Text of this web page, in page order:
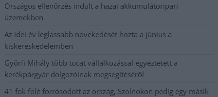
Országos ellenőrzés indult a hazai akkumulátoripari
üzemekben
Az idei év leglassabb növekedését hozta a június a
kiskereskedelemben
Györfi Mihály több tucat vállalkozással egyeztetett a
kerékpárgyár dolgozóinak megsegítéséről
41 fok fölé forrósodott az ország, Szolnokon pedig egy másik